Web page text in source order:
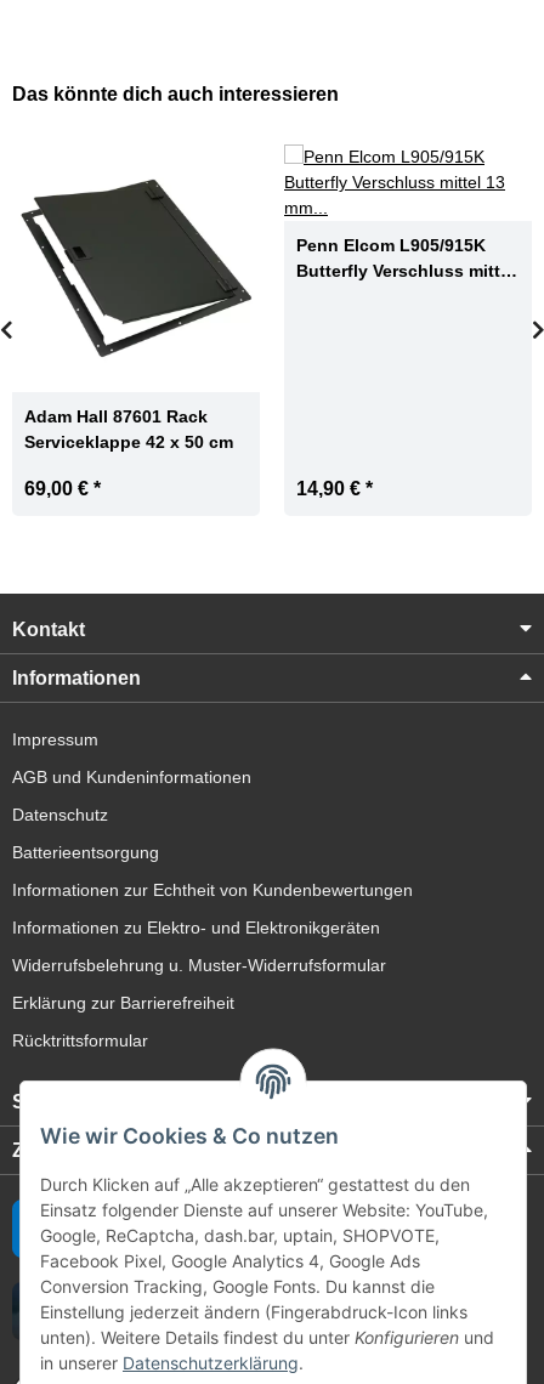
Wie wir Cookies & Co nutzen
Durch Klicken auf „Alle akzeptieren“ gestattest du den
Einsatz folgender Dienste auf unserer Website: YouTube,
Google, ReCaptcha, dash.bar, uptain, SHOPVOTE,
Facebook Pixel, Google Analytics 4, Google Ads
Conversion Tracking, Google Fonts. Du kannst die
Einstellung jederzeit ändern (Fingerabdruck-Icon links
unten). Weitere Details findest du unter Konfigurieren und
in unserer Datenschutzerklärung.
Das könnte dich auch interessieren
Adam Hall 87601 Rack
Serviceklappe 42 x 50 cm
69,00 € *
Penn Elcom L905/915K
Butterfly Verschluss mittel
14,90 € *
Kontakt
Informationen
Impressum
AGB und Kundeninformationen
Datenschutz
Batterieentsorgung
Informationen zur Echtheit von Kundenbewertungen
Informationen zu Elektro- und Elektronikgeräten
Widerrufsbelehrung u. Muster-Widerrufsformular
Erklärung zur Barrierefreiheit
Rücktrittsformular
Service
Zahlungsarten